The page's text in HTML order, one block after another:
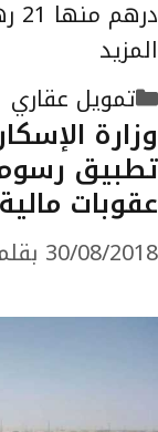
درهم منها 21 رهونات أراضى بقيمة 171 …
المزيد
التصنيفات
تمويل عقاري
تطبیق رسوم
عقوبات
30/08/2018